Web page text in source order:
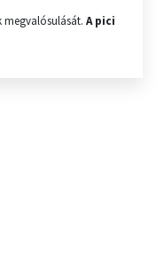
megvalósulását. A pici